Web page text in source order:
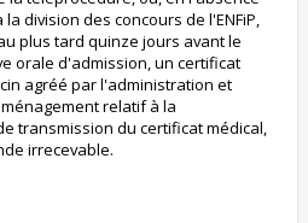
division des concours de l'ENFiP,
plus tard quinze jours avant le
orale d'admission, un certificat
agréé par l'administration et
relatif à la
transmission du certificat médical,
irrecevable.